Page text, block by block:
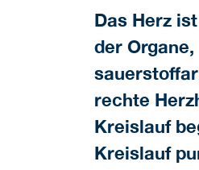
Das Herz
der
rechte
Kreislauf
Kreislauf